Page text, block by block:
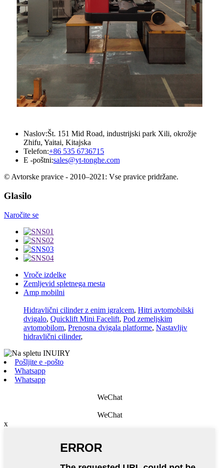
Naslov:Št. 151 Mid Road, industrijski park Xili, okrožje
Zhifu, Yaitai, Kitajska
Telefon:+86 535 6736715
E -poštni:sales@yt-tonghe.com
© Avtorske pravice - 2010–2021: Vse pravice pridržane.
Glasilo
Naročite se
Vroče izdelke
Zemljevid spletnega mesta
Amp mobilni
Hidravlični cilinder z enim igralcem, Hitri avtomobilski
dvigalo, Quicklift Mini Facelift, Pod zemeljskim
avtomobilom, Prenosna dvigala platforme, Nastavljiv
hidravlični cilinder,
Pošljite e -pošto
Whatsapp
Whatsapp
WeChat
WeChat
x